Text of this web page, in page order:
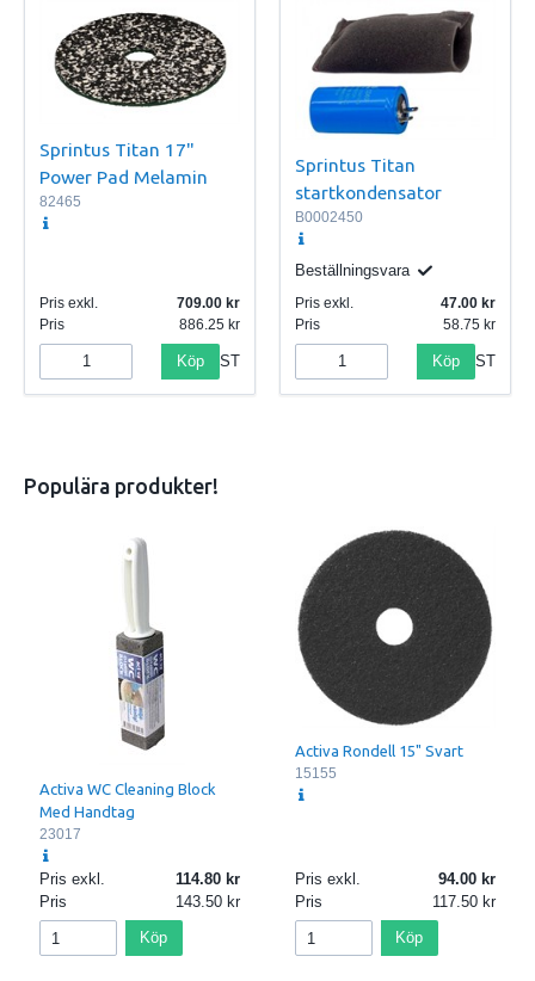
Sprintus Titan 17"
Power Pad Melamin
82465
Pris exkl.
709.00
Pris
886.25
Köp ST
Sprintus Titan
startkondensator
B0002450
Beställningsvara
Pris exkl.
47.00
Pris
58.75
Köp ST
Populära produkter!
Activa WC Cleaning Block
Med Handtag
23017
Pris exkl.
114.80
Pris
143.50
Köp
Activa Rondell 15" Svart
15155
Pris exkl.
94.00
Pris
117.50
Köp